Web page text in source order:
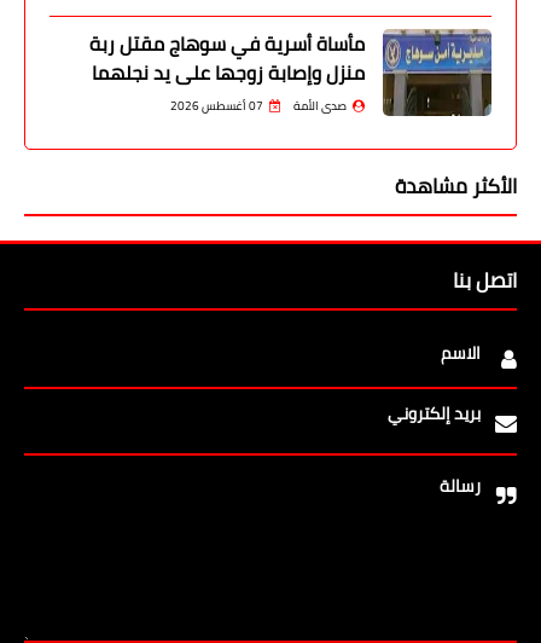
مأساة أسرية في سوهاج مقتل ربة
منزل وإصابة زوجها على يد نجلهما
صدى الأمة 07 أغسطس 2026
الأكثر مشاهدة
اتصل بنا
الاسم
بريد إلكتروني
رسالة